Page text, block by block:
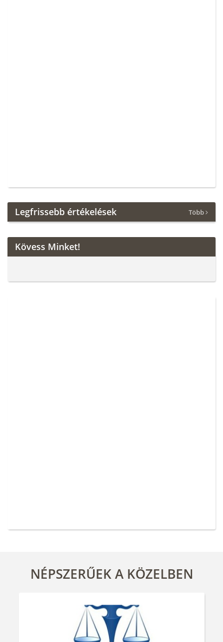
Legfrissebb értékelések Több
Kövess Minket!
NÉPSZERŰEK A KÖZELBEN